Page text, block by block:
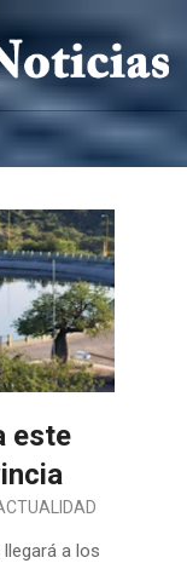
este
a los